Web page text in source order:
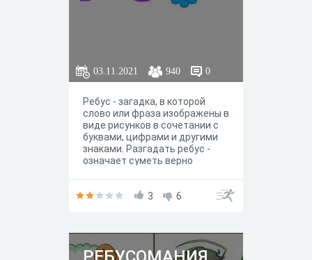
03.11.2021 940 0
Ребус - загадка, в которой
слово или фраза изображены в
виде рисунков в сочетании с
буквами, цифрами и другими
знаками. Разгадать ребус -
означает суметь верно
3
6